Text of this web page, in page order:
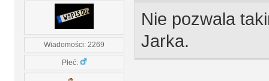
Wiadomości: 2269
Płeć:
Nie pozwala
Jarka.